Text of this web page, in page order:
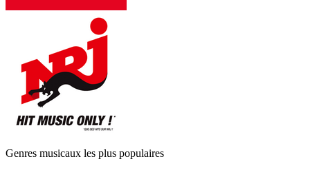
Genres musicaux les plus populaires